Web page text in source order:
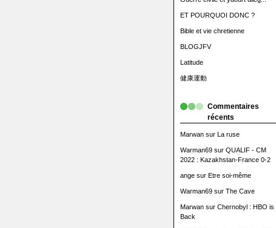
ET POURQUOI DONC ?
Bible et vie chretienne
BLOGJFV
Latitude
健康運動
Commentaires
récents
Marwansur La ruse
Warman69sur QUALIF - CM
2022 : Kazakhstan-France 0-2
angesur Etre soi-même
Warman69sur The Cave
Marwansur Chernobyl : HBO is
Back